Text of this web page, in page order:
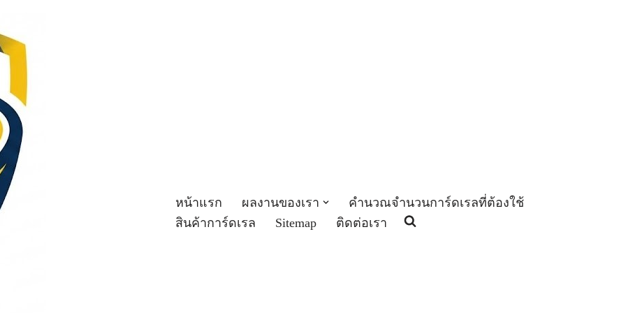
หน้าแรก ผลงานของเรา
คำนวณจำนวนการ์ดเรลที่ต้องใช้
สินค้าการ์ดเรล
Sitemap ติดต่อเรา